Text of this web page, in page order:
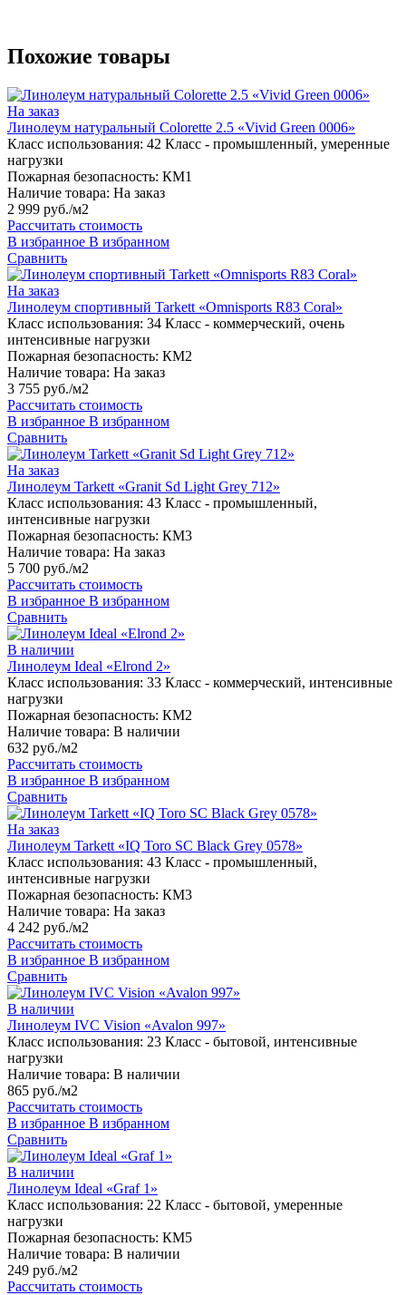
Похожие товары
На заказ
Линолеум натуральный Colorette 2.5 «Vivid Green 0006»
Класс использования: 42 Класс - промышленный, умеренные
нагрузки
Пожарная безопасность: КМ1
Наличие товара: На заказ
2 999 руб./м2
Рассчитать стоимость
В избранное В избранном
Сравнить
На заказ
Линолеум спортивный Tarkett «Omnisports R83 Coral»
Класс использования: 34 Класс - коммерческий, очень
интенсивные нагрузки
Пожарная безопасность: КМ2
Наличие товара: На заказ
3 755 руб./м2
Рассчитать стоимость
В избранное В избранном
Сравнить
На заказ
Линолеум Tarkett «Granit Sd Light Grey 712»
Класс использования: 43 Класс - промышленный,
интенсивные нагрузки
Пожарная безопасность: КМ3
Наличие товара: На заказ
5 700 руб./м2
Рассчитать стоимость
В избранное В избранном
Сравнить
В наличии
Линолеум Ideal «Elrond 2»
Класс использования: 33 Класс - коммерческий, интенсивные
нагрузки
Пожарная безопасность: КМ2
Наличие товара: В наличии
632 руб./м2
Рассчитать стоимость
В избранное В избранном
Сравнить
На заказ
Линолеум Tarkett «IQ Toro SC Black Grey 0578»
Класс использования: 43 Класс - промышленный,
интенсивные нагрузки
Пожарная безопасность: КМ3
Наличие товара: На заказ
4 242 руб./м2
Рассчитать стоимость
В избранное В избранном
Сравнить
В наличии
Линолеум IVC Vision «Avalon 997»
Класс использования: 23 Класс - бытовой, интенсивные
нагрузки
Наличие товара: В наличии
865 руб./м2
Рассчитать стоимость
В избранное В избранном
Сравнить
В наличии
Линолеум Ideal «Graf 1»
Класс использования: 22 Класс - бытовой, умеренные
нагрузки
Пожарная безопасность: КМ5
Наличие товара: В наличии
249 руб./м2
Рассчитать стоимость